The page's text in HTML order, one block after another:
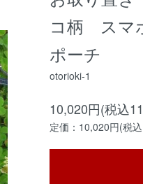
コ柄 スマ
ポーチ
otorioki-1
10,020円(税込
定価：10,020円(税